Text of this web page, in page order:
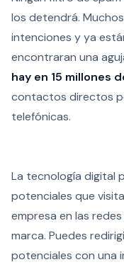
los detendrá.
intenciones y ya
encontraran una
hay en 15 millones
contactos directos
telefónicas.
La tecnología digital
potenciales que
empresa en las
marca. Puedes
potenciales con una